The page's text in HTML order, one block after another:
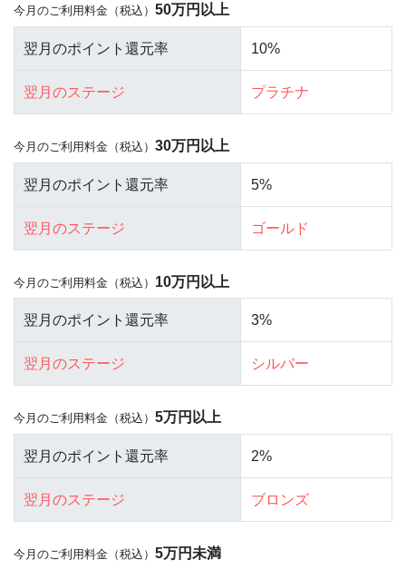
今月のご利用料金（税込） 50万円以上
10%
プラチナ
今月のご利用料金（税込） 30万円以上
5%
ゴールド
今月のご利用料金（税込） 10万円以上
3%
シルバー
今月のご利用料金（税込） 5万円以上
2%
ブロンズ
今月のご利用料金（税込） 5万円未満